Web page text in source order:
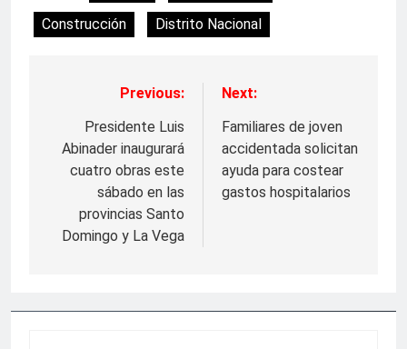
Construcción
Distrito Nacional
Navegación
entradas
Previous:
Presidente Luis
Abinader inaugurará
cuatro obras este
sábado en las
provincias Santo
Domingo y La Vega
Next:
Familiares de joven
accidentada solicitan
ayuda para costear
gastos hospitalarios